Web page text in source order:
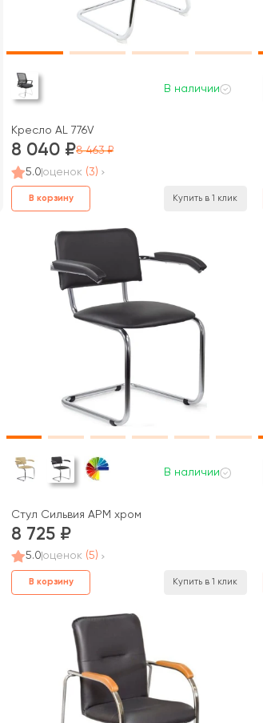
В наличии
Кресло AL 776V
8 040
8 463
5.0оценок (3)
В корзину Купить в 1 клик
В наличии
Стул Сильвия АРМ хром
8 725
5.0 оценок (5)
В корзину Купить в 1 клик